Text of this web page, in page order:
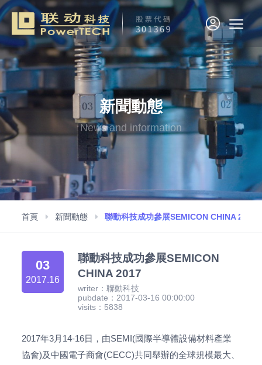
新聞動態
News and information
首頁 新聞動態 聯動科技成功參展SEMICON CHINA 2017
聯動科技成功參展SEMICON
CHINA 2017
03
2017.16
writer：聯動科技
pubdate：2017-03-16 00:00:00
visits：5838
2017年3月14-16日，由SEMI(國際半導體設備材料產業
協會)及中國電子商會(CECC)共同舉辦的全球規模最大、